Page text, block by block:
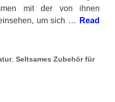
mit der von ihnen
um sich …
Read
,Seltsames Zubehör für